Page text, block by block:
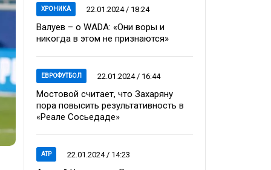
ХРОНИКА 22.01.2024 / 18:24
Валуев – о WADA: «Они воры и
никогда в этом не признаются»
ЕВРОФУТБОЛ 22.01.2024 / 16:44
Мостовой считает, что Захаряну
пора повысить результативность в
«Реале Сосьедаде»
ATP 22.01.2024 / 14:23